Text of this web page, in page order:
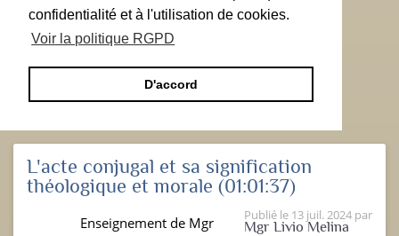
confidentialité et à l'utilisation de cookies.
Voir la politique RGPD
D'accord
L'acte conjugal et sa signification
théologique et morale (01:01:37)
Publié le 13 juil. 2024 par
Mgr Livio Melina
Enseignement de Mgr